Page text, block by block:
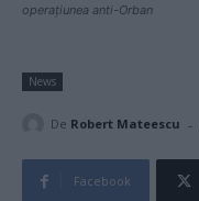
operațiunea anti-Orban
News
De Robert Mateescu -
Facebook